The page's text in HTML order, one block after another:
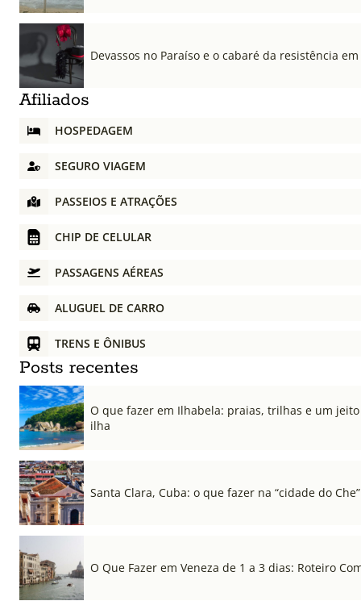
Devassos no Paraíso e o cabaré da resistência em
Afiliados
HOSPEDAGEM
SEGURO VIAGEM
PASSEIOS E ATRAÇÕES
CHIP DE CELULAR
PASSAGENS AÉREAS
ALUGUEL DE CARRO
TRENS E ÔNIBUS
Posts recentes
O que fazer em Ilhabela: praias, trilhas e um
ilha
Santa Clara, Cuba: o que fazer na “cidade do Che”
O Que Fazer em Veneza de 1 a 3 dias: Roteiro